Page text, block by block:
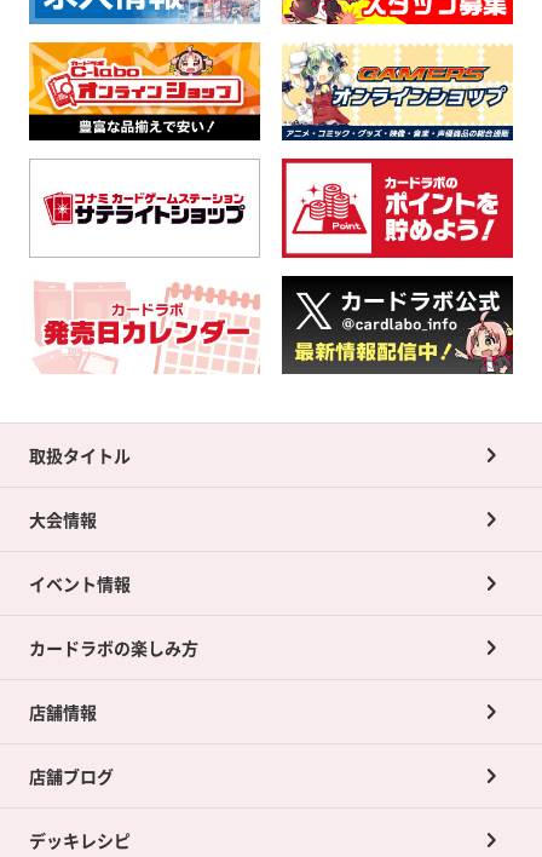
取扱タイトル
大会情報
イベント情報
カードラボの楽しみ方
店舗情報
店舗ブログ
デッキレシピ